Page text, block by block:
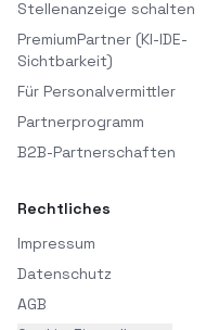
Stellenanzeige schalten
PremiumPartner (KI-IDE-
Sichtbarkeit)
Für Personalvermittler
Partnerprogramm
B2B-Partnerschaften
Rechtliches
Impressum
Datenschutz
AGB